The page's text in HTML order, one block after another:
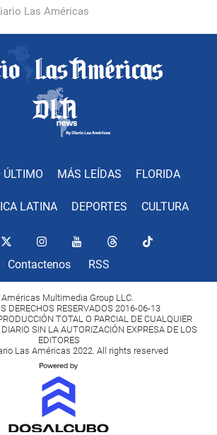
Las Américas
ÚLTIMO MÁS LEÍDAS FLORIDA
LATINA DEPORTES CULTURA
Contactenos RSS
Américas Multimedia Group LLC.
DERECHOS RESERVADOS 2016-06-13
TOTAL O PARCIAL DE CUALQUIER
SIN LA AUTORIZACIÓN EXPRESA DE LOS
EDITORES
Las Américas 2022. All rights reserved